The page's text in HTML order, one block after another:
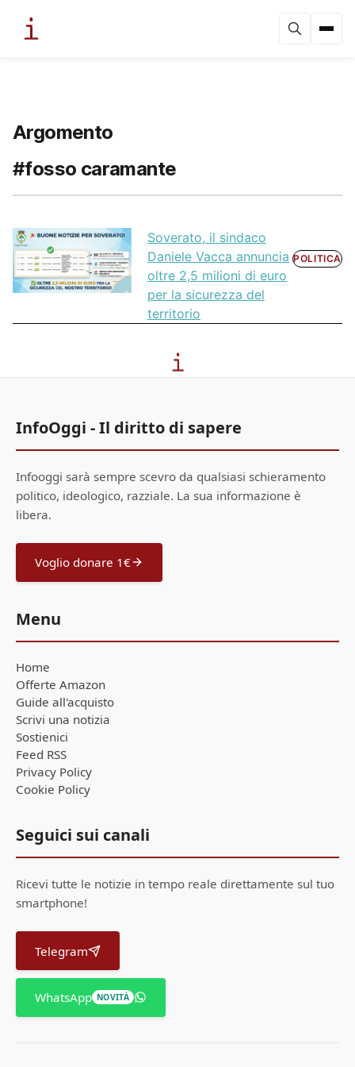
Argomento
#fosso caramante
Soverato, il sindaco
Daniele Vacca annuncia
oltre 2,5 milioni di euro
per la sicurezza del
territorio
POLITICA
InfoOggi - Il diritto di sapere
Infooggi sarà sempre scevro da qualsiasi schieramento
politico, ideologico, razziale. La sua informazione è
libera.
Voglio donare 1€
Menu
Home
Offerte Amazon
Guide all'acquisto
Scrivi una notizia
Sostienici
Feed RSS
Privacy Policy
Cookie Policy
Seguici sui canali
Ricevi tutte le notizie in tempo reale direttamente sul tuo
smartphone!
Telegram
WhatsApp NOVITÀ